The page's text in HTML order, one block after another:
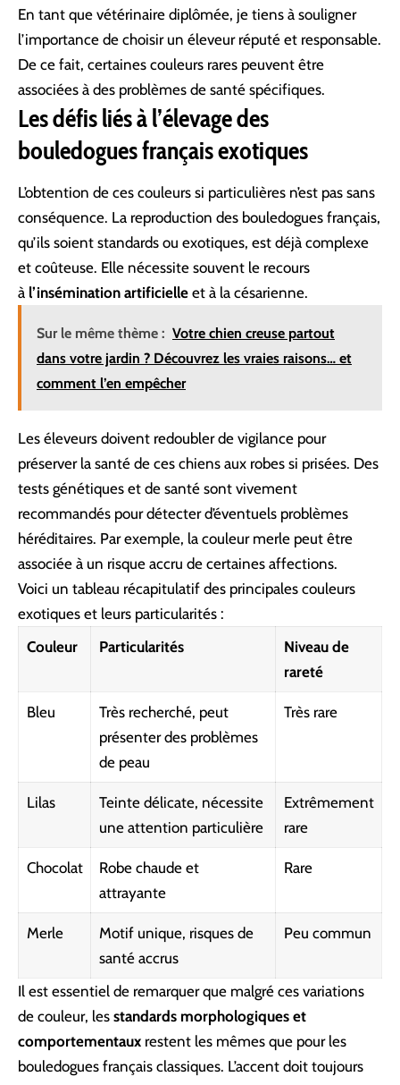
En tant que vétérinaire diplômée, je tiens à souligner
l’importance de choisir un éleveur réputé et responsable.
De ce fait, certaines couleurs rares peuvent être
associées à des problèmes de santé spécifiques.
Les défis liés à l’élevage des
bouledogues français exotiques
L’obtention de ces couleurs si particulières n’est pas sans
conséquence. La reproduction des bouledogues français,
qu’ils soient standards ou exotiques, est déjà complexe
et coûteuse. Elle nécessite souvent le recours
à l’insémination artificielle et à la césarienne.
Sur le même thème : Votre chien creuse partout
dans votre jardin ? Découvrez les vraies raisons… et
comment l’en empêcher
Les éleveurs doivent redoubler de vigilance pour
préserver la santé de ces chiens aux robes si prisées. Des
tests génétiques et de santé sont vivement
recommandés pour détecter d’éventuels problèmes
héréditaires. Par exemple, la couleur merle peut être
associée à un risque accru de certaines affections.
Voici un tableau récapitulatif des principales couleurs
exotiques et leurs particularités :
Couleur
Particularités
Niveau de
rareté
Bleu
Très recherché, peut
présenter des problèmes
de peau
Très rare
Lilas
Teinte délicate, nécessite
une attention particulière
Extrêmement
rare
Chocolat
Robe chaude et
attrayante
Rare
Merle
Motif unique, risques de
santé accrus
Peu commun
Il est essentiel de remarquer que malgré ces variations
de couleur, les standards morphologiques et
comportementaux restent les mêmes que pour les
bouledogues français classiques. L’accent doit toujours